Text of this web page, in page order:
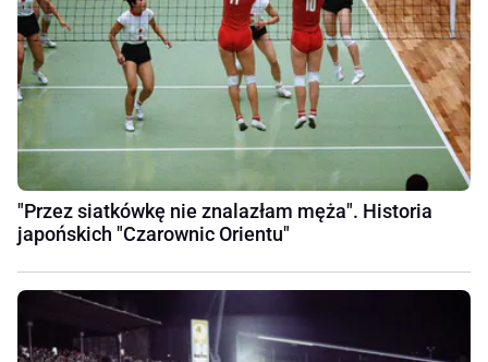
"Przez siatkówkę nie znalazłam męża". Historia
japońskich "Czarownic Orientu"